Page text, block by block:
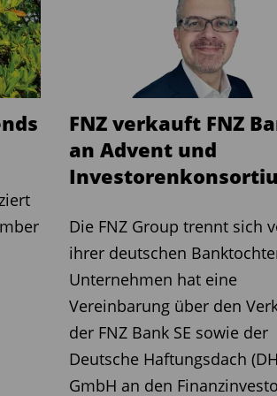
kurzlaufende High-Yield-
und aktives Risikomanagement,
in ruhigen als auch stürmischen
die seit 2018 zu Generali
Bank of America Merrill Lynch
zu den Pionieren, die
auf den Markt gebracht
LU3044991506
FNZ verkauft FNZ
an Advent und
Die FNZ Group trennt sich
ihrer deutschen
Unternehmen hat eine
Vereinbarung über den
der FNZ Bank SE sowie der
Deutsche Haftungsdach
GmbH an den